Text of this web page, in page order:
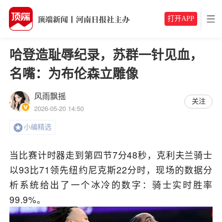
打开APP
哈登造耻辱纪录，苏群一针见血，
名嘴：为布伦森立雕像
风雨飘摇
2026-05-20 14:50
关注
小编精选
当比赛计时器走到第四节7分48秒，克利夫兰骑士
以93比71领先纽约尼克斯22分时，现场的数据分
析系统给出了一个冰冷的数字：骑士实时胜率
99.9%。